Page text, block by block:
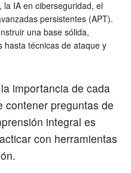
IA en ciberseguridad, el
persistentes (APT).
una base sólida,
hasta técnicas de ataque y
importancia de cada
contener preguntas de
integral es
con herramientas